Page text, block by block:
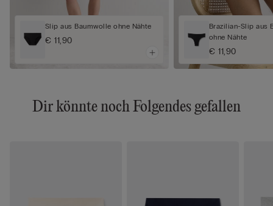
Slip aus Baumwolle ohne Nähte
€ 11,90
Brazilian-Slip aus
ohne Nähte
€ 11,90
Dir könnte noch Folgendes gefallen